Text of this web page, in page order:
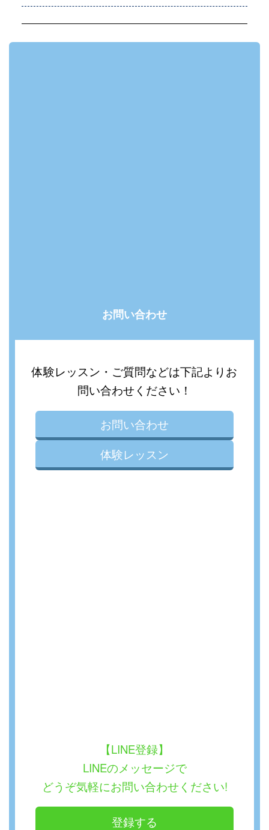
お問い合わせ
体験レッスン・ご質問などは下記よりお
問い合わせください！
お問い合わせ
体験レッスン
【LINE登録】
LINEのメッセージで
どうぞ気軽にお問い合わせください!
登録する